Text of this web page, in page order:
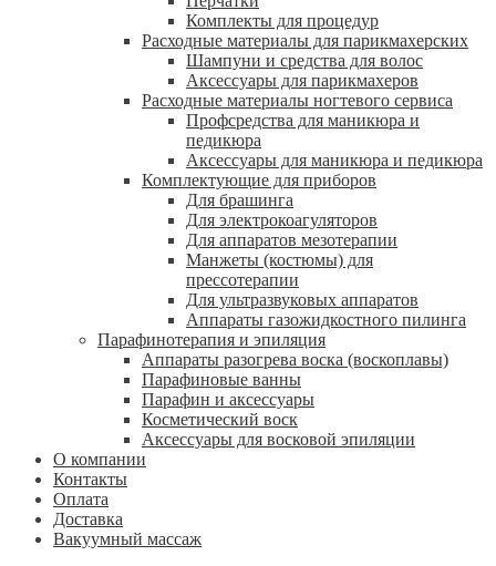
Комплекты для процедур
Расходные материалы для парикмахерских
Шампуни и средства для волос
Аксессуары для парикмахеров
Расходные материалы ногтевого сервиса
Профсредства для маникюра и
педикюра
Аксессуары для маникюра и педикюра
Комплектующие для приборов
Для брашинга
Для электрокоагуляторов
Для аппаратов мезотерапии
Манжеты (костюмы) для
прессотерапии
Для ультразвуковых аппаратов
Аппараты газожидкостного пилинга
Парафинотерапия и эпиляция
Аппараты разогрева воска (воскоплавы)
Парафиновые ванны
Парафин и аксессуары
Косметический воск
Аксессуары для восковой эпиляции
О компании
Контакты
Оплата
Доставка
Вакуумный массаж